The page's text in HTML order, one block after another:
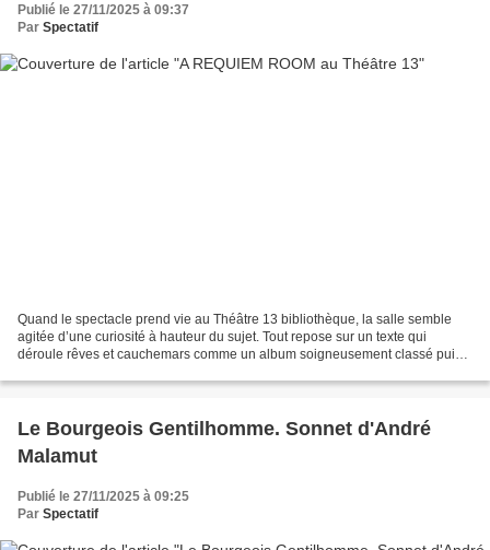
Publié le 27/11/2025 à 09:37
Par Spectatif
Quand le spectacle prend vie au Théâtre 13 bibliothèque, la salle semble
agitée d’une curiosité à hauteur du sujet. Tout repose sur un texte qui
déroule rêves et cauchemars comme un album soigneusement classé puis
Le Bourgeois Gentilhomme. Sonnet d'André
Malamut
Publié le 27/11/2025 à 09:25
Par Spectatif